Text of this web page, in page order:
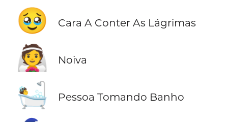
🥹 Cara A Conter As Lágrimas
👰 Noiva
🛀 Pessoa Tomando Banho